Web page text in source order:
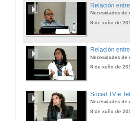
8 de xuño de
8 de xuño de
Social TV e
8 de xuño de